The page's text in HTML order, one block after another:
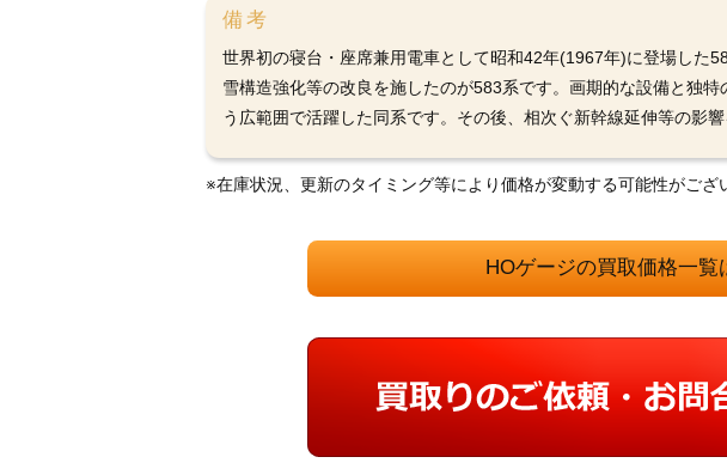
備考
世界初の寝台・座席兼用電車として昭和42年(1967年)に登場した
雪構造強化等の改良を施したのが583系です。画期的な設備と独
う広範囲で活躍した同系です。その後、相次ぐ新幹線延伸等の影
※在庫状況、更新のタイミング等により価格が変動する可能性がござ
HOゲージの買取価格一覧